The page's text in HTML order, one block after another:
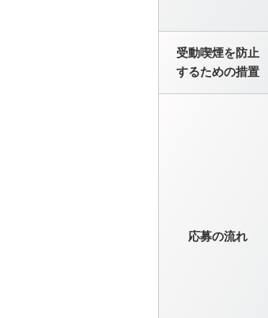
受動喫煙を防止
するための措置
応募の流れ